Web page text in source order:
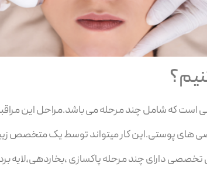
که شامل چند مرحله می باشد.مراحل این مراقبت
های پوستی.این کار میتواند توسط یک متخصص
دارای چند مرحله پاکسازی ،بخاردهی،لایه